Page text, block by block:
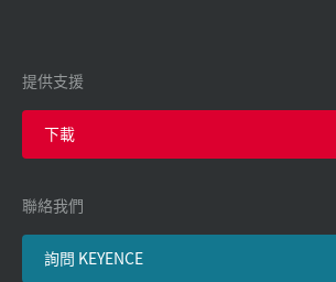
提供支援
下載
聯絡我們
詢問 KEYENCE